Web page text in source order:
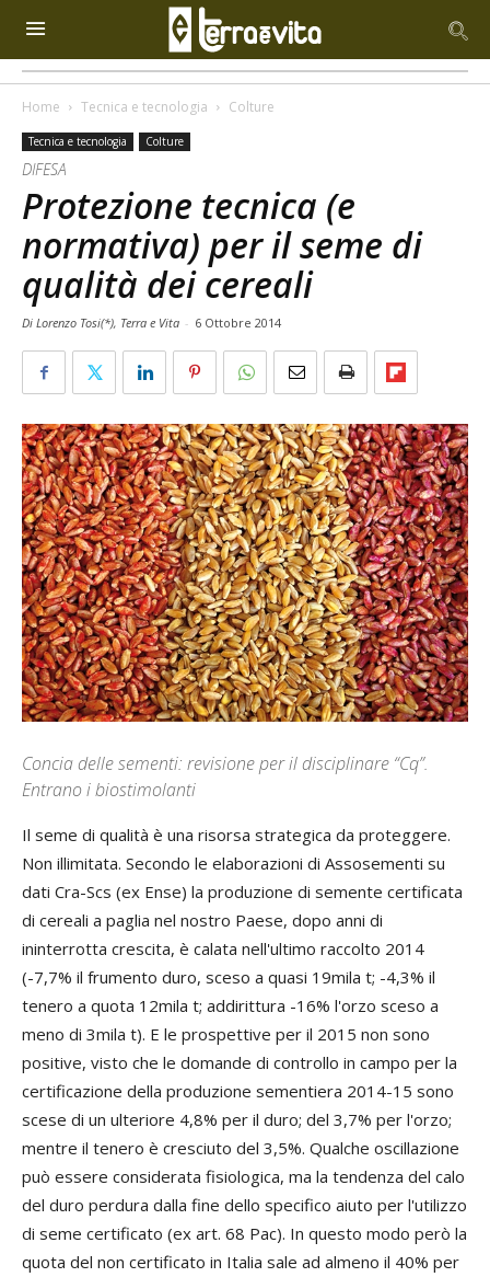
Home Tecnica e tecnologia Colture
Tecnica e tecnologia Colture
DIFESA
Protezione tecnica (e
normativa) per il seme di
qualità dei cereali
Di Lorenzo Tosi(*), Terra e Vita - 6 Ottobre 2014
Concia delle sementi: revisione per il disciplinare “Cq”.
Entrano i biostimolanti
Il seme di qualità è una risorsa strategica da proteggere.
Non illimitata. Secondo le elaborazioni di Assosementi su
dati Cra-Scs (ex Ense) la produzione di semente certificata
di cereali a paglia nel nostro Paese, dopo anni di
ininterrotta crescita, è calata nell'ultimo raccolto 2014
(-7,7% il frumento duro, sceso a quasi 19mila t; -4,3% il
tenero a quota 12mila t; addirittura -16% l'orzo sceso a
meno di 3mila t). E le prospettive per il 2015 non sono
positive, visto che le domande di controllo in campo per la
certificazione della produzione sementiera 2014-15 sono
scese di un ulteriore 4,8% per il duro; del 3,7% per l'orzo;
mentre il tenero è cresciuto del 3,5%. Qualche oscillazione
può essere considerata fisiologica, ma la tendenza del calo
del duro perdura dalla fine dello specifico aiuto per l'utilizzo
di seme certificato (ex art. 68 Pac). In questo modo però la
quota del non certificato in Italia sale ad almeno il 40% per